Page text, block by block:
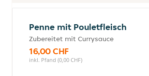
Penne mit Pouletfleisch
Zubereitet mit Currysauce
16,00 CHF
inkl. Pfand (0,00 CHF)